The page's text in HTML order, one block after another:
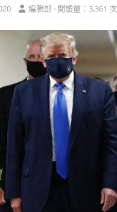
編輯部 · 閱讀量：3,361 次